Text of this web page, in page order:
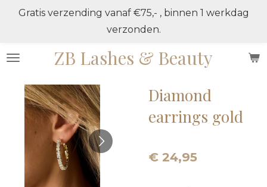
de
ZB Lashes & Beauty
Gratis verzending vanaf €75,- , binnen 1 werkdag
verzonden.
Diamond
earrings gold
€ 24,95